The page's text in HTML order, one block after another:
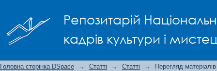
Репозитарій
кадрів культури і
Головна сторінка DSpace → Статті → Статті → Перегляд матеріалів